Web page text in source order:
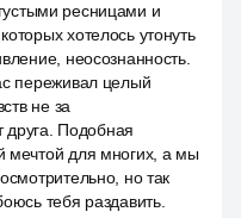
ресницами и
хотелось утонуть
неосознанность.
переживал целый
не за
друга. Подобная
мечтой для многих, а мы
но так
тебя раздавить.